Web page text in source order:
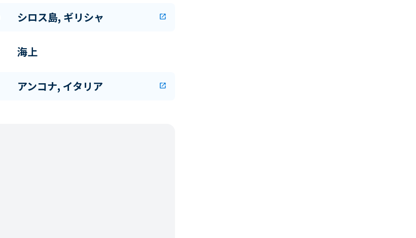
シロス島, ギリシャ open_in_new
海上
アンコナ, イタリア open_in_new